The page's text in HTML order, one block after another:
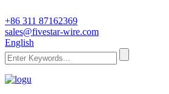
+86 311 87162369
sales@fivestar-wire.com
English